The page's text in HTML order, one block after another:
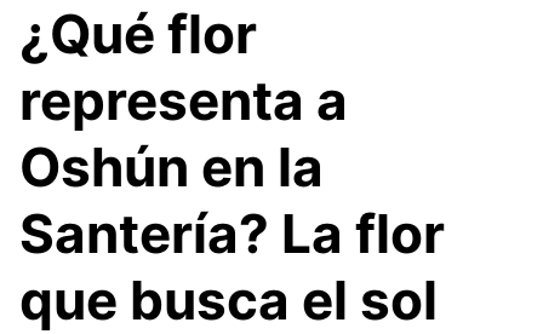
¿Qué flor
representa a
Oshún en la
Santería? La flor
que busca el sol